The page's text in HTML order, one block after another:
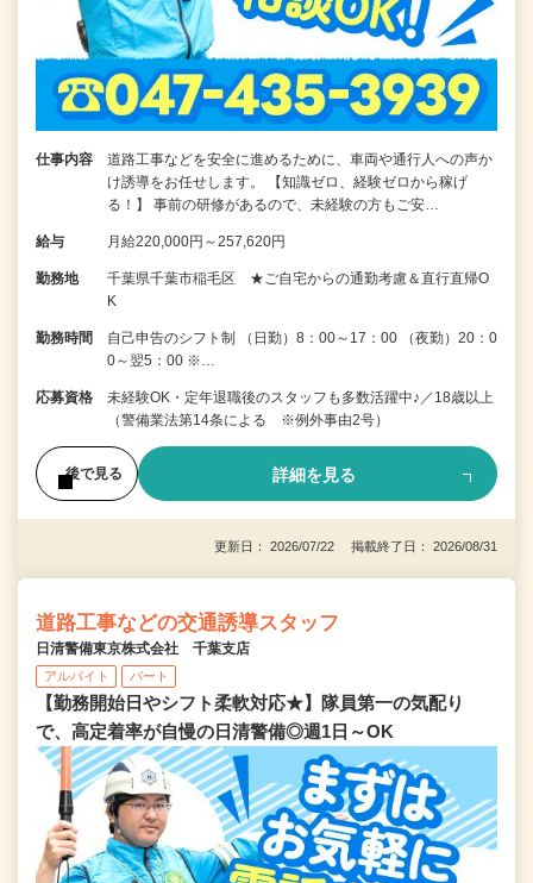
仕事内容
道路工事などを安全に進めるために、車両や通行人への声か
け誘導をお任せします。 【知識ゼロ、経験ゼロから稼げ
る！】 事前の研修があるので、未経験の方もご安…
給与 月給220,000円～257,620円
勤務地
千葉県千葉市稲毛区 ★ご自宅からの通勤考慮＆直行直帰O
K
勤務時間
自己申告のシフト制 （日勤）8：00～17：00 （夜勤）20：0
0～翌5：00 ※…
応募資格
未経験OK・定年退職後のスタッフも多数活躍中♪／18歳以上
（警備業法第14条による ※例外事由2号）
後で見る 詳細を見る
更新日： 2026/07/22 掲載終了日： 2026/08/31
道路工事などの交通誘導スタッフ
日清警備東京株式会社 千葉支店
アルバイト パート
【勤務開始日やシフト柔軟対応★】隊員第一の気配り
で、高定着率が自慢の日清警備◎週1日～OK